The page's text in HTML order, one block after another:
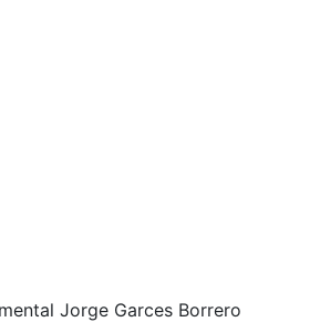
Jorge Garces Borrero